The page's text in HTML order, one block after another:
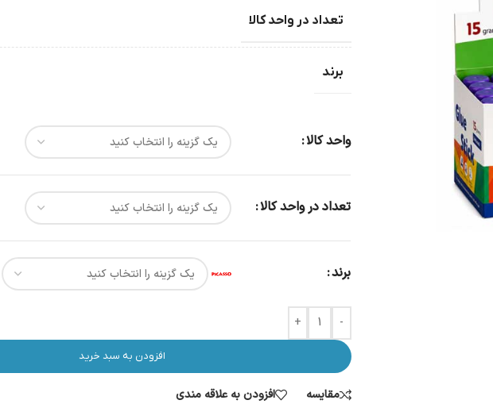
تعداد در واحد کالا
برند
واحد کالا
تعداد در واحد کالا
برند
-
+
افزودن به سبد خرید
مقایسه افزودن به علاقه مندی